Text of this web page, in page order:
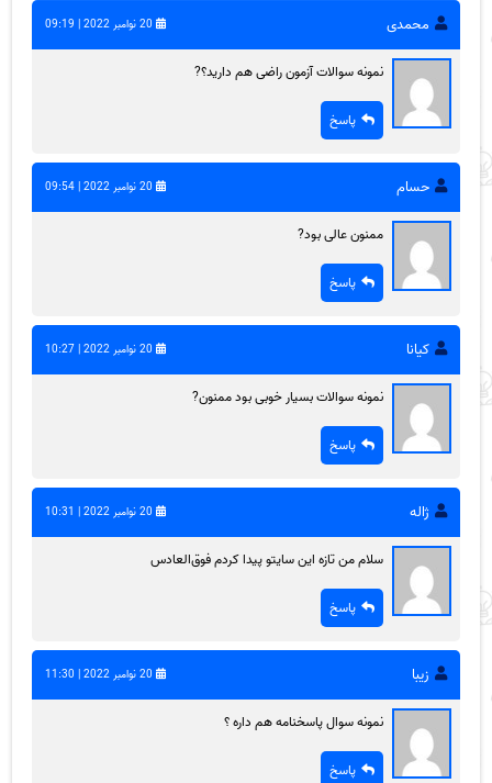
محمدی 20 نوامبر 2022 | 09:19
نمونه سوالات آزمون راضی هم دارید؟?
پاسخ
حسام 20 نوامبر 2022 | 09:54
ممنون عالی بود?
پاسخ
کیانا 20 نوامبر 2022 | 10:27
نمونه سوالات بسیار خوبی بود ممنون?
پاسخ
ژاله 20 نوامبر 2022 | 10:31
سلام من تازه این سایتو پیدا کردم فوق‌العادس
پاسخ
زیبا 20 نوامبر 2022 | 11:30
نمونه سوال پاسخنامه هم داره ؟
پاسخ